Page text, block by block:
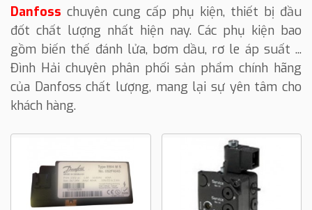
i
g
a
t
i
o
n
Danfoss chuyên cung cấp phụ kiện, thiết bị đầu
đốt chất lượng nhất hiện nay. Các phụ kiện bao
gồm biến thế đánh lửa, bơm dầu, rơ le áp suất ...
Đình Hải chuyên phân phối sản phẩm chính hãng
của Danfosschất lượng, mang lại sự yên tâm cho
khách hàng.